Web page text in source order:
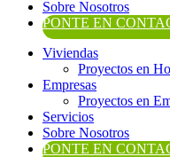
Sobre Nosotros
PONTE EN
Viviendas
Proyectos en
Empresas
Proyectos en
Servicios
Sobre Nosotros
PONTE EN